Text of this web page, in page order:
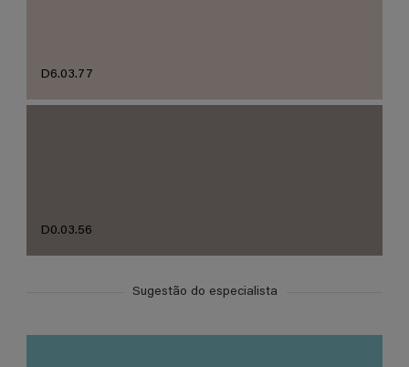
D6.03.77
D0.03.56
Sugestão do especialista